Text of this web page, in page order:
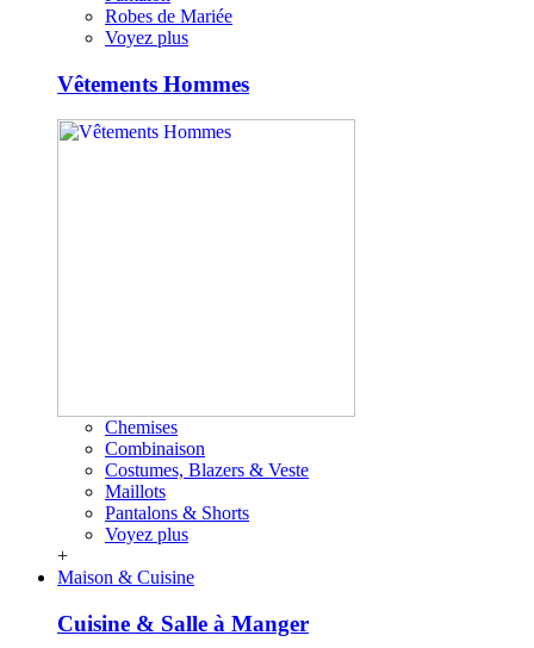
Robes de Mariée
Voyez plus
Vêtements Hommes
Chemises
Combinaison
Costumes, Blazers & Veste
Maillots
Pantalons & Shorts
Voyez plus
+
Maison & Cuisine
Cuisine & Salle à Manger